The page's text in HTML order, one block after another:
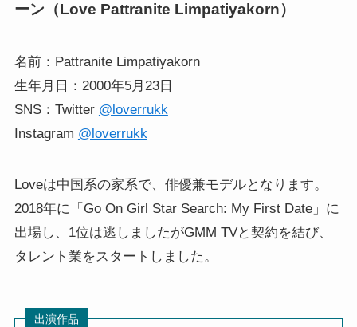
ーン（Love Pattranite Limpatiyakorn）
名前：Pattranite Limpatiyakorn
生年月日：2000年5月23日
SNS：Twitter @loverrukk
Instagram @loverrukk
Loveは中国系の家系で、俳優兼モデルとなります。
2018年に「Go On Girl Star Search: My First Date」に
出場し、1位は逃しましたがGMM TVと契約を結び、
タレント業をスタートしました。
出演作品